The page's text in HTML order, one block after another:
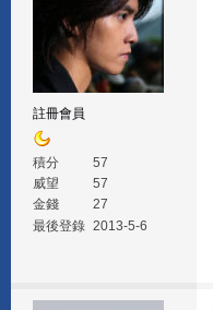
註冊會員
積分
57
威望
57
金錢
27
最後登錄 2013-5-6